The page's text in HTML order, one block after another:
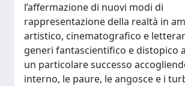
l’affermazione di nuovi modi di
rappresentazione della realtà in
artistico, cinematografico e
generi fantascientifico e distopico
un particolare successo
interno, le paure, le angosce e i